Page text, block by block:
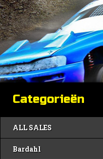
Categorieën
ALL SALES
Bardahl